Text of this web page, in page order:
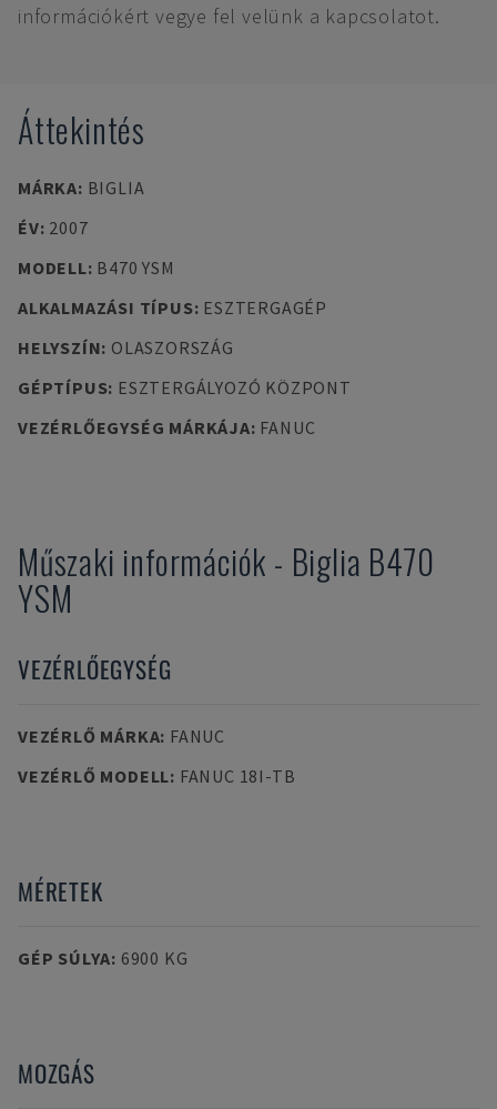
információkért vegye fel velünk a kapcsolatot.
Áttekintés
MÁRKA: BIGLIA
ÉV: 2007
MODELL: B470 YSM
ALKALMAZÁSI TÍPUS: ESZTERGAGÉP
HELYSZÍN: OLASZORSZÁG
GÉPTÍPUS: ESZTERGÁLYOZÓ KÖZPONT
VEZÉRLŐEGYSÉG MÁRKÁJA: FANUC
Műszaki információk - Biglia B470
YSM
VEZÉRLŐEGYSÉG
VEZÉRLŐ MÁRKA: FANUC
VEZÉRLŐ MODELL: FANUC 18I-TB
MÉRETEK
GÉP SÚLYA: 6900 KG
MOZGÁS